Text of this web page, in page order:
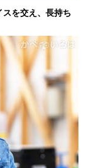
を交え、長持ち